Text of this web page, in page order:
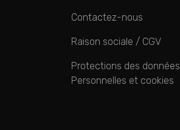
Contactez-nous
Raison sociale / CGV
Protections des données
Personnelles et cookies